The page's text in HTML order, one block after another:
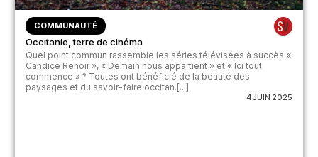
COMMUNAUTÉ
Occitanie, terre de cinéma
Quel point commun rassemble les séries télévisées à succès «
Candice Renoir », « Demain nous appartient » et « Ici tout
commence » ? Toutes ont bénéficié de la beauté des
paysages et du savoir-faire occitan.[...]
4 JUIN 2025